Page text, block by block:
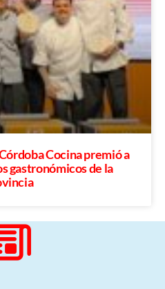
Cocina premió a
gastronómicos de la